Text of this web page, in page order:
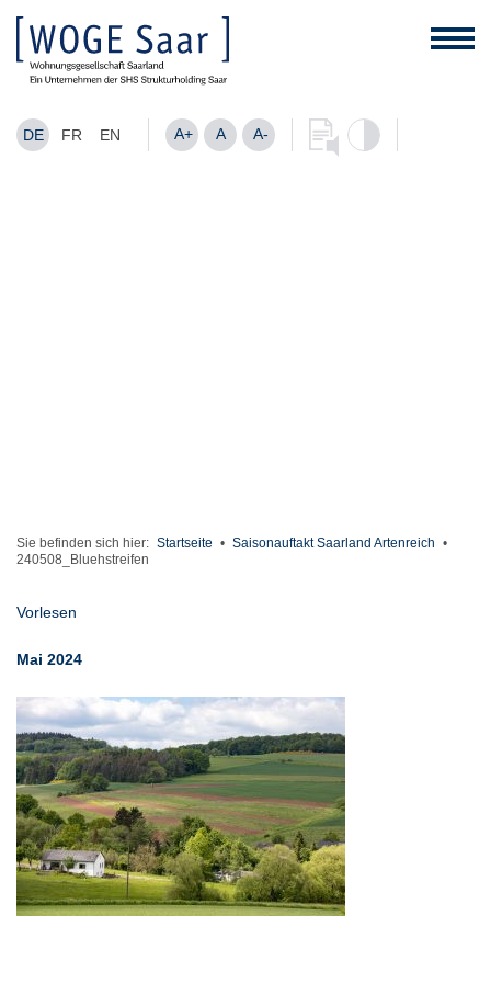
DE FR EN A+ A A-
Sie befinden sich hier: Startseite • Saisonauftakt Saarland Artenreich •
240508_Bluehstreifen
Vorlesen
Mai 2024